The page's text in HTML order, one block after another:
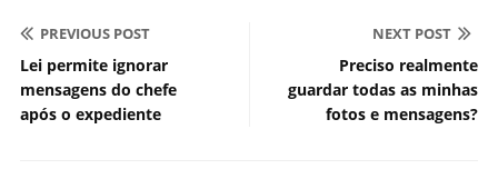
PREVIOUS POST
Lei permite ignorar
mensagens do chefe
após o expediente
NEXT POST
Preciso realmente
guardar todas as minhas
fotos e mensagens?